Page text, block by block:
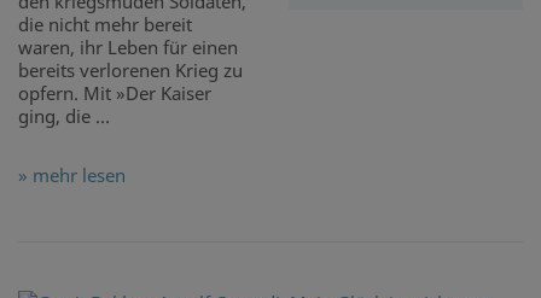
die nicht mehr bereit
waren, ihr Leben für einen
bereits verlorenen Krieg zu
opfern. Mit »Der Kaiser
ging, die ...
» mehr lesen